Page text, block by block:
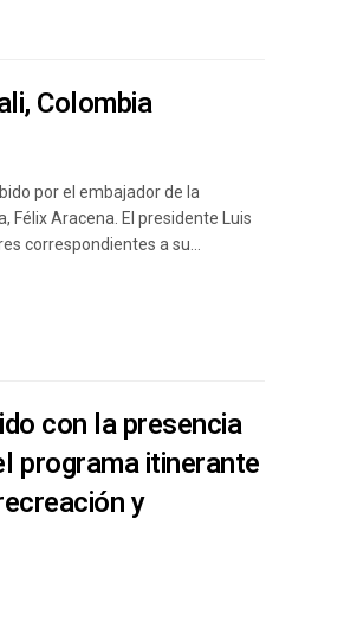
Colombia
por el embajador de la
Félix Aracena. El presidente Luis
correspondientes a su...
con la presencia
programa itinerante
y